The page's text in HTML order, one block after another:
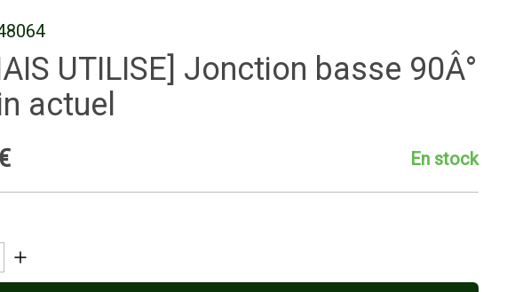
UTILISE] Jonction basse 90Â°
actuel
En stock